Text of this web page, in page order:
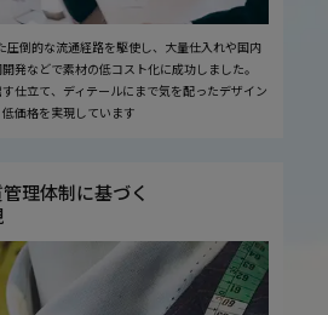
倒的な流通経路を駆使し、大量仕入れや国内
発などで素材の低コスト化に成功しました。
仕立て、ディテールにまで気を配ったデザイン
価格を実現しています
理体制に基づく